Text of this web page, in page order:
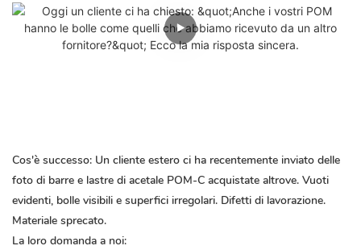
Cos'è successo: Un cliente estero ci ha recentemente inviato delle
foto di barre e lastre di acetale POM-C acquistate altrove. Vuoti
evidenti, bolle visibili e superfici irregolari. Difetti di lavorazione.
Materiale sprecato.
La loro domanda a noi: